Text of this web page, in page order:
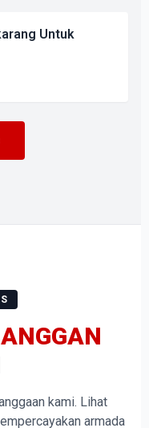
Untuk
kami. Lihat
armada